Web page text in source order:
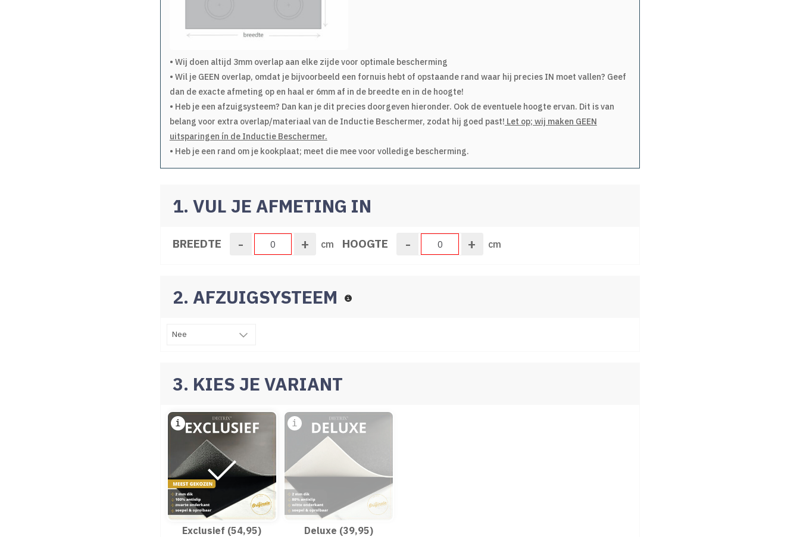
• Wij doen altijd 3mm overlap aan elke zijde voor optimale bescherming
• Wil je GEEN overlap, omdat je bijvoorbeeld een fornuis hebt of opstaande rand waar hij precies IN moet vallen? Geef
dan de exacte afmeting op en haal er 6mm af in de breedte en in de hoogte!
• Heb je een afzuigsysteem? Dan kan je dit precies doorgeven hieronder. Ook de eventuele hoogte ervan. Dit is van
belang voor extra overlap/materiaal van de Inductie Beschermer, zodat hij goed past! Let op; wij maken GEEN
uitsparingen ín de Inductie Beschermer.
• Heb je een rand om je kookplaat; meet die mee voor volledige bescherming.
1. VUL JE AFMETING IN
BREEDTE - + cm HOOGTE - + cm
2. AFZUIGSYSTEEM
3. KIES JE VARIANT
Exclusief (54,95) Deluxe (39,95)